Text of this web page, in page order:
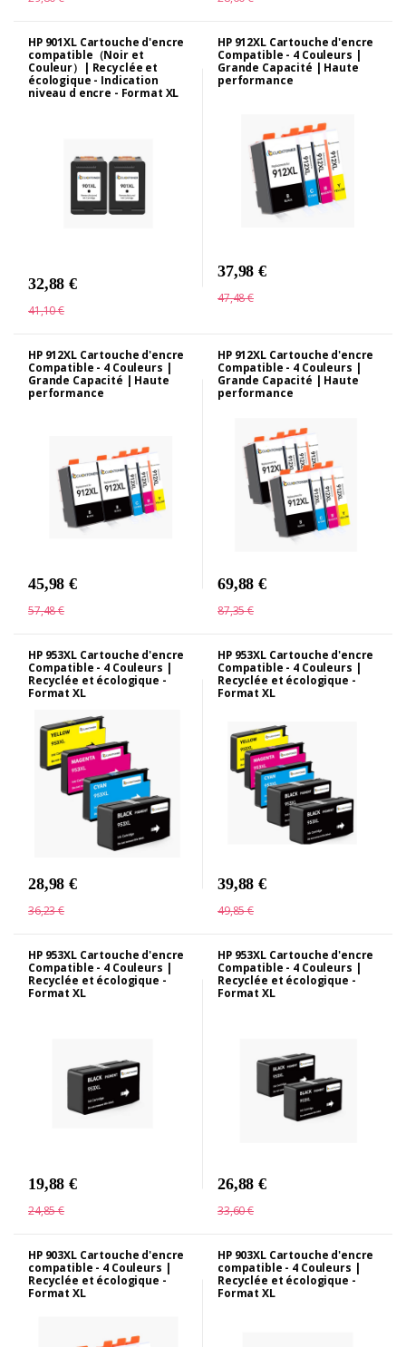
HP 901XL Cartouche d'encre
compatible（Noir et
Couleur）| Recyclée et
écologique - Indication
niveau d encre - Format XL
32,88 €
41,10 €
HP 912XL Cartouche d'encre
Compatible - 4 Couleurs |
Grande Capacité | Haute
performance
37,98 €
47,48 €
HP 912XL Cartouche d'encre
Compatible - 4 Couleurs |
Grande Capacité | Haute
performance
45,98 €
57,48 €
HP 912XL Cartouche d'encre
Compatible - 4 Couleurs |
Grande Capacité | Haute
performance
69,88 €
87,35 €
HP 953XL Cartouche d'encre
Compatible - 4 Couleurs |
Recyclée et écologique -
Format XL
28,98 €
36,23 €
HP 953XL Cartouche d'encre
Compatible - 4 Couleurs |
Recyclée et écologique -
Format XL
39,88 €
49,85 €
HP 953XL Cartouche d'encre
Compatible - 4 Couleurs |
Recyclée et écologique -
Format XL
19,88 €
24,85 €
HP 953XL Cartouche d'encre
Compatible - 4 Couleurs |
Recyclée et écologique -
Format XL
26,88 €
33,60 €
HP 903XL Cartouche d'encre
compatible - 4 Couleurs |
Recyclée et écologique -
Format XL
HP 903XL Cartouche d'encre
compatible - 4 Couleurs |
Recyclée et écologique -
Format XL